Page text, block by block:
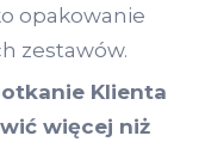
opakowanie
zestawów.
Klienta
więcej niż